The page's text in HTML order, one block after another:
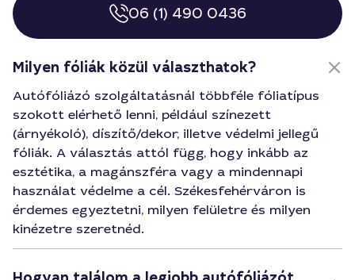
06 (1) 490 0436
Milyen fóliák közül választhatok?
Autófóliázó szolgáltatásnál többféle fóliatípus
szokott elérhető lenni, például színezett
(árnyékoló), díszítő/dekor, illetve védelmi jellegű
fóliák. A választás attól függ, hogy inkább az
esztétika, a magánszféra vagy a mindennapi
használat védelme a cél. Székesfehérváron is
érdemes egyeztetni, milyen felületre és milyen
kinézetre szeretnéd.